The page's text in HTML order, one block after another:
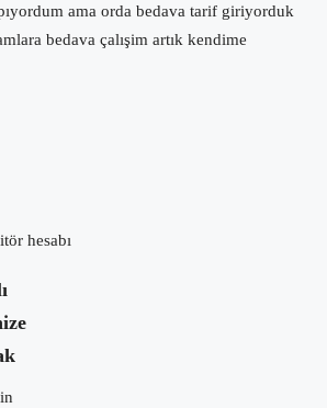
ama orda bedava tarif giriyorduk
bedava çalışim artık kendime
hesabı